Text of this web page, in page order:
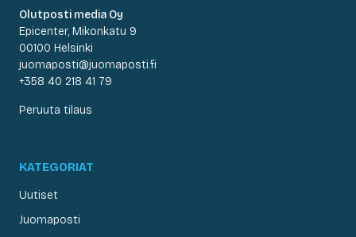
Olutposti media Oy
Epicenter, Mikonkatu 9
00100 Helsinki
juomaposti@juomaposti.fi
+358 40 218 41 79
Peruuta tilaus
KATEGORIAT
Uutiset
Juomaposti